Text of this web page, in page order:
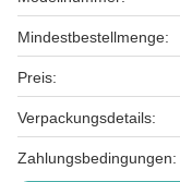
Mindestbestellmenge:
Preis:
Verpackungsdetails:
Zahlungsbedingungen: